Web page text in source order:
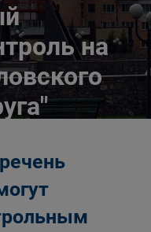
на
контроль на
округа"